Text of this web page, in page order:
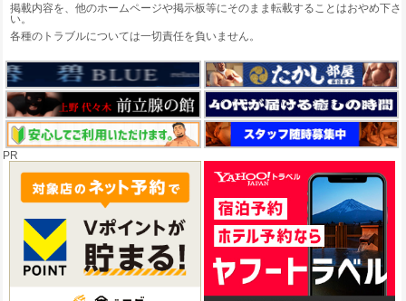
掲載内容を、他のホームページや掲示板等にそのまま転載することはおやめ下さ
い。
各種のトラブルについては一切責任を負いません。
PR